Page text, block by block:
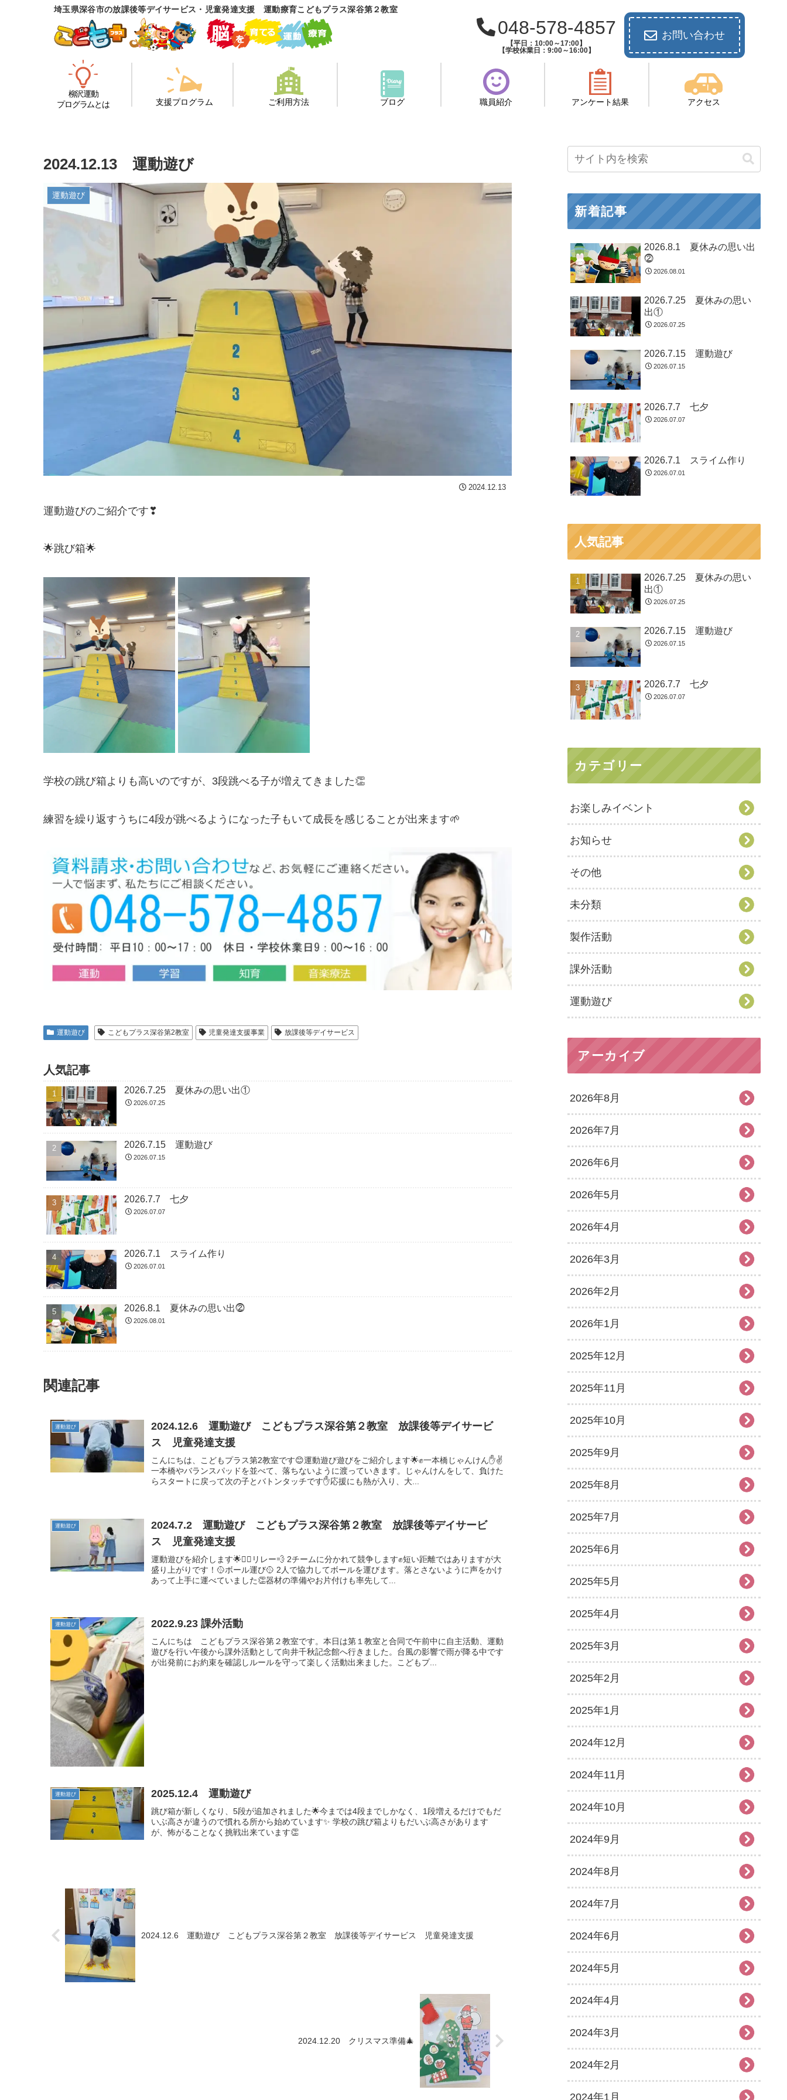
埼玉県深谷市の放課後等デイサービス・児童発達支援 運動療育こどもプラス深谷第２教室
048-578-4857
【平日：10:00～17:00】
【学校休業日：9:00～16:00】
お問い合わせ
柳沢運動
プログラムとは
支援プログラム ご利用方法 ブログ 職員紹介 アンケート結果 アクセス
2024.12.13 運動遊び
運動遊び
2024.12.13
運動遊びのご紹介です❣
🌟跳び箱🌟
学校の跳び箱よりも高いのですが、3段跳べる子が増えてきました👏
練習を繰り返すうちに4段が跳べるようになった子もいて成長を感じることが出来ます🌱
運動遊び こどもプラス深谷第2教室 児童発達支援事業 放課後等デイサービス
人気記事
2026.7.25 夏休みの思い出①
2026.07.25
2026.7.15 運動遊び
2026.07.15
2026.7.7 七夕
2026.07.07
2026.7.1 スライム作り
2026.07.01
2026.8.1 夏休みの思い出⓶
2026.08.01
関連記事
運動遊び
2024.12.6 運動遊び こどもプラス深谷第２教室 放課後等デイサービ
ス 児童発達支援
こんにちは、こどもプラス第2教室です😊運動遊び遊びをご紹介します🌟✊一本橋じゃんけん✋✌
一本橋やバランスパッドを並べて、落ちないように渡っていきます。じゃんけんをして、負けた
らスタートに戻って次の子とバトンタッチです✋応援にも熱が入り、大...
運動遊び
2024.7.2 運動遊び こどもプラス深谷第２教室 放課後等デイサービ
ス 児童発達支援
運動遊びを紹介します🌟🏃‍♀️リレー💨 2チームに分かれて競争します✊短い距離ではありますが大
盛り上がりです！🥎ボール運び🥎 2人で協力してボールを運びます。落とさないように声をかけ
あって上手に運べていました👏器材の準備やお片付けも率先して...
運動遊び 2022.9.23 課外活動
こんにちは こどもプラス深谷第２教室です。本日は第１教室と合同で午前中に自主活動、運動
遊びを行い午後から課外活動として向井千秋記念館へ行きました。台風の影響で雨が降る中です
が出発前にお約束を確認しルールを守って楽しく活動出来ました。こどもプ...
運動遊び 2025.12.4 運動遊び
跳び箱が新しくなり、5段が追加されました🌟今までは4段までしかなく、1段増えるだけでもだ
いぶ高さが違うので慣れる所から始めています✨ 学校の跳び箱よりもだいぶ高さがあります
が、怖がることなく挑戦出来ています👏
2024.12.6 運動遊び こどもプラス深谷第２教室 放課後等デイサービス 児童発達支援
2024.12.20 クリスマス準備🎄
新着記事
2026.8.1 夏休みの思い出
⓶
2026.08.01
2026.7.25 夏休みの思い
出①
2026.07.25
2026.7.15 運動遊び
2026.07.15
2026.7.7 七夕
2026.07.07
2026.7.1 スライム作り
2026.07.01
人気記事
2026.7.25 夏休みの思い
出①
2026.07.25
2026.7.15 運動遊び
2026.07.15
2026.7.7 七夕
2026.07.07
カテゴリー
お楽しみイベント
お知らせ
その他
未分類
製作活動
課外活動
運動遊び
アーカイブ
2026年8月
2026年7月
2026年6月
2026年5月
2026年4月
2026年3月
2026年2月
2026年1月
2025年12月
2025年11月
2025年10月
2025年9月
2025年8月
2025年7月
2025年6月
2025年5月
2025年4月
2025年3月
2025年2月
2025年1月
2024年12月
2024年11月
2024年10月
2024年9月
2024年8月
2024年7月
2024年6月
2024年5月
2024年4月
2024年3月
2024年2月
2024年1月